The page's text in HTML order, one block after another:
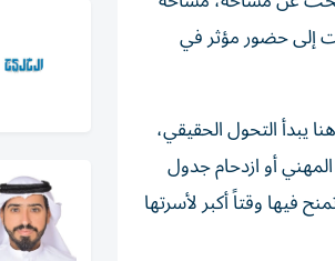
إلى حضور مؤثر في
يبدأ التحول الحقيقي،
أو ازدحام جدول
فيها وقتاً أكبر لأسرتها